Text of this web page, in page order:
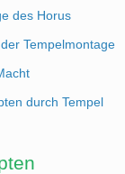
des Horus
Tempelmontage
durch Tempel